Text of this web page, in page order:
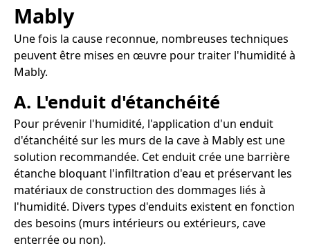
Mably
Une fois la cause reconnue, nombreuses techniques
peuvent être mises en œuvre pour traiter l'humidité à
Mably.
A. L'enduit d'étanchéité
Pour prévenir l'humidité, l'application d'un enduit
d'étanchéité sur les murs de la cave à Mably est une
solution recommandée. Cet enduit crée une barrière
étanche bloquant l'infiltration d'eau et préservant les
matériaux de construction des dommages liés à
l'humidité. Divers types d'enduits existent en fonction
des besoins (murs intérieurs ou extérieurs, cave
enterrée ou non).